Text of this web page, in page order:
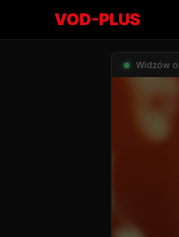
VOD-PLUS
Widzów